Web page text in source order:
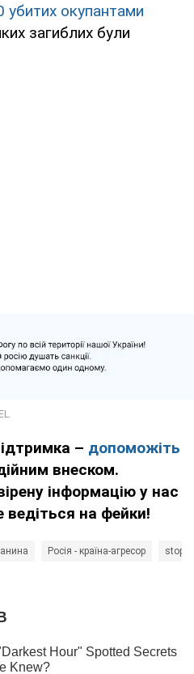
убитих окупантами
загиблих були
– допоможіть
внеском.
інформацію у нас
ведіться на фейки!
Росія - країна-агресор